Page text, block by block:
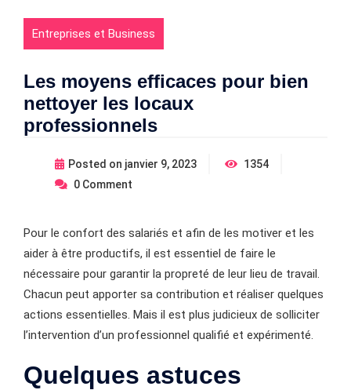
Entreprises et Business
Les moyens efficaces pour bien
nettoyer les locaux
professionnels
Posted on janvier 9, 2023
1354
0 Comment
Pour le confort des salariés et afin de les motiver et les
aider à être productifs, il est essentiel de faire le
nécessaire pour garantir la propreté de leur lieu de travail.
Chacun peut apporter sa contribution et réaliser quelques
actions essentielles. Mais il est plus judicieux de solliciter
l’intervention d’un professionnel qualifié et expérimenté.
Quelques astuces